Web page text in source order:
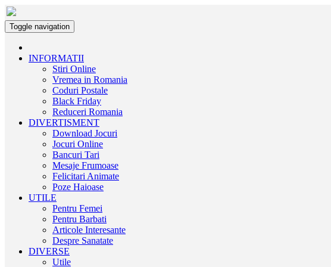
Toggle navigation
INFORMATII
Stiri Online
Vremea in Romania
Coduri Postale
Black Friday
Reduceri Romania
DIVERTISMENT
Download Jocuri
Jocuri Online
Bancuri Tari
Mesaje Frumoase
Felicitari Animate
Poze Haioase
UTILE
Pentru Femei
Pentru Barbati
Articole Interesante
Despre Sanatate
DIVERSE
Utile